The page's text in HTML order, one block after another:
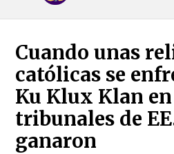
Cuando unas
católicas se
Ku Klux Klan
tribunales de
ganaron